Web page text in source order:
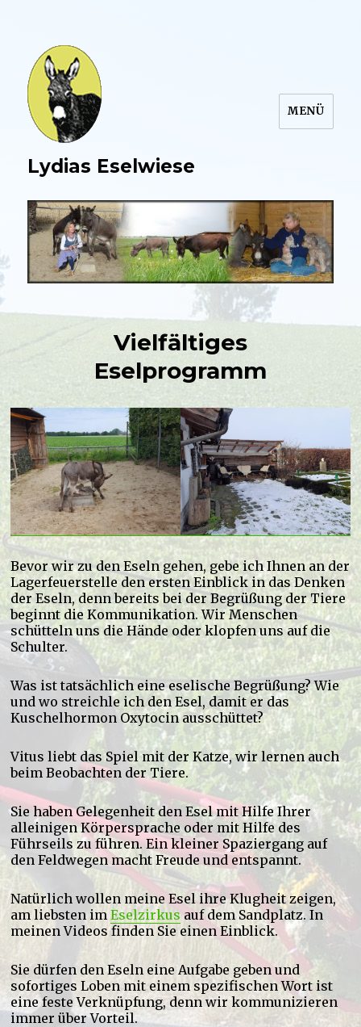
Lydias Eselwiese
MENÜ
Vielfältiges
Eselprogramm
Bevor wir zu den Eseln gehen, gebe ich Ihnen an der
Lagerfeuerstelle den ersten Einblick in das Denken
der Eseln, denn bereits bei der Begrüßung der Tiere
beginnt die Kommunikation. Wir Menschen
schütteln uns die Hände oder klopfen uns auf die
Schulter.
Was ist tatsächlich eine eselische Begrüßung? Wie
und wo streichle ich den Esel, damit er das
Kuschelhormon Oxytocin ausschüttet?
Vitus liebt das Spiel mit der Katze, wir lernen auch
beim Beobachten der Tiere.
Sie haben Gelegenheit den Esel mit Hilfe Ihrer
alleinigen Körpersprache oder mit Hilfe des
Führseils zu führen. Ein kleiner Spaziergang auf
den Feldwegen macht Freude und entspannt.
Natürlich wollen meine Esel ihre Klugheit zeigen,
am liebsten imEselzirkus auf dem Sandplatz. In
meinen Videos finden Sie einen Einblick.
Sie dürfen den Eseln eine Aufgabe geben und
sofortiges Loben mit einem spezifischen Wort ist
eine feste Verknüpfung, denn wir kommunizieren
immer über Vorteil.